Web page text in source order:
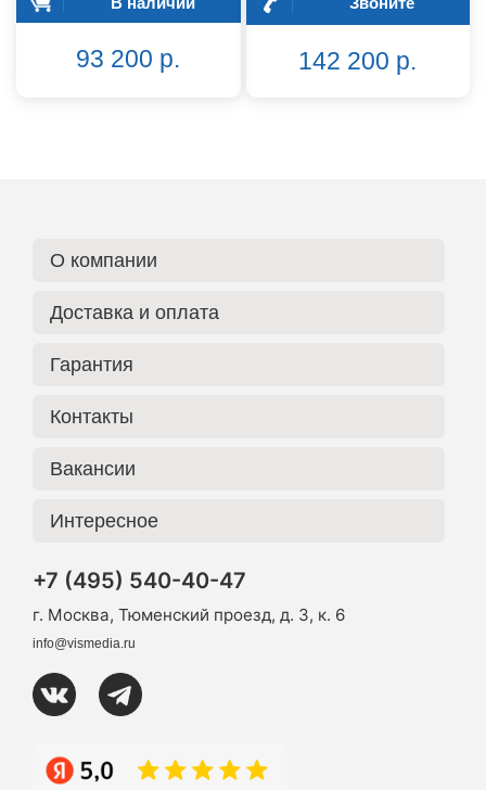
93 200 р. 142 200 р.
О компании
Доставка и оплата
Гарантия
Контакты
Вакансии
Интересное
+7 (495) 540-40-47
г. Москва, Тюменский проезд, д. 3, к. 6
info@vismedia.ru